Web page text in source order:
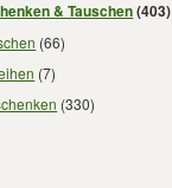
& Tauschen(403)
(66)
(7)
(330)